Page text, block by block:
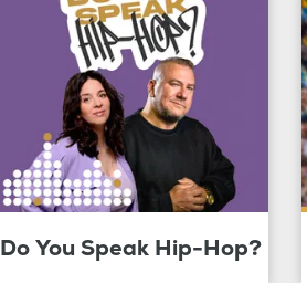
Do You Speak Hip-Hop?